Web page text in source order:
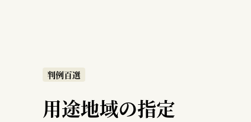
判例百選
用途地域の指定